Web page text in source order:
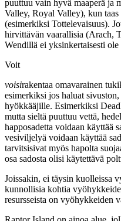
puuttuu vain hyvä maaperä ja
Valley, Royal Valley), kun taas
(esimerkiksi Tottelevaisuus).
hirvittävän vaarallisia (Arach,
Wendillä ei yksinkertaisesti ole
Voit
voisirakentaa omavarainen
esimerkiksi jos haluat
hyökkääjille. Esimerkiksi
mutta sieltä puuttuu vettä,
happosadetta voidaan käyttää
vesiviljelyä voidaan käyttää
tarvitsisivat myös hapolta
osa sadosta olisi käytettävä
Joissakin, ei täysin kuolleissa
kunnollisia kohtia
resursseista on vyöhykkeiden